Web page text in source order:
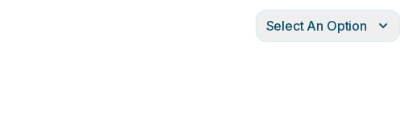
Select An Option